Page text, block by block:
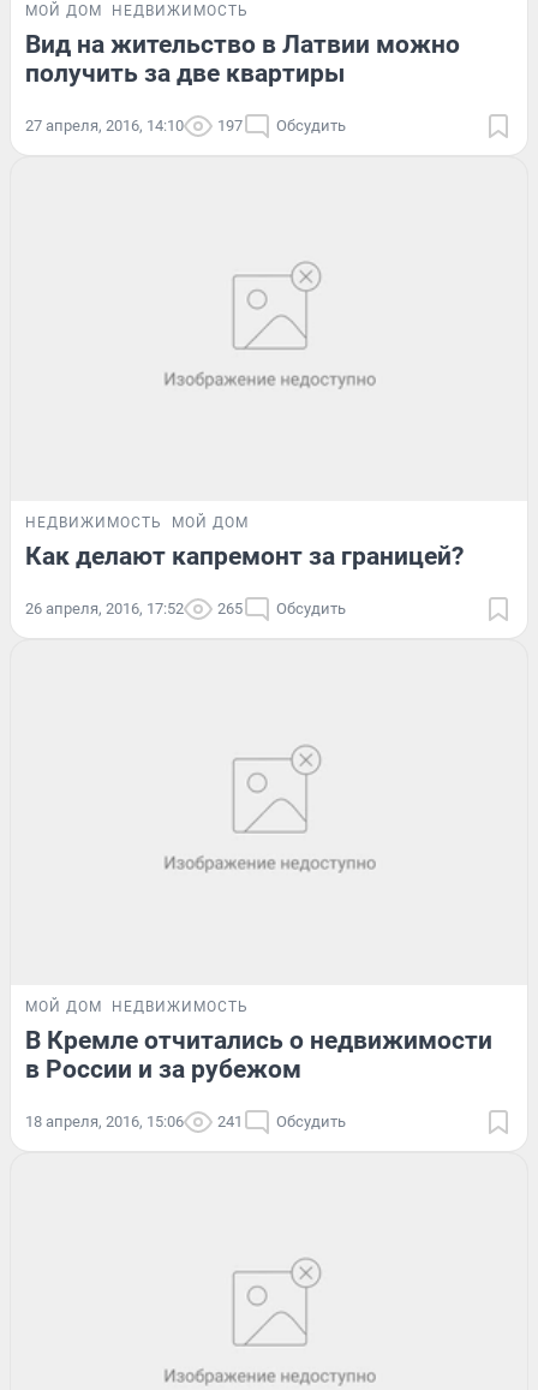
МОЙ ДОМ НЕДВИЖИМОСТЬ
Вид на жительство в Латвии можно
получить за две квартиры
27 апреля, 2016, 14:10 197 Обсудить
НЕДВИЖИМОСТЬ МОЙ ДОМ
Как делают капремонт за границей?
26 апреля, 2016, 17:52 265 Обсудить
МОЙ ДОМ НЕДВИЖИМОСТЬ
В Кремле отчитались о недвижимости
в России и за рубежом
18 апреля, 2016, 15:06 241 Обсудить